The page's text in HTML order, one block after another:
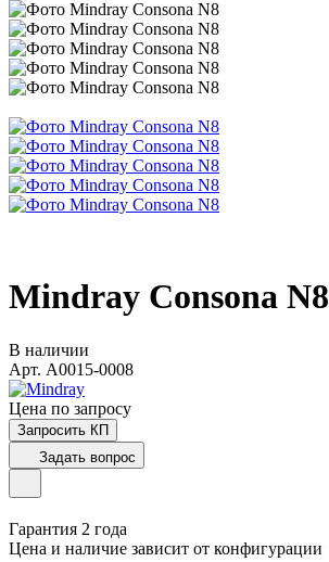
Mindray Consona N8
В наличии
Арт. A0015-0008
Цена по запросу
Запросить КП
Задать вопрос
Гарантия 2 года
Цена и наличие зависит от конфигурации